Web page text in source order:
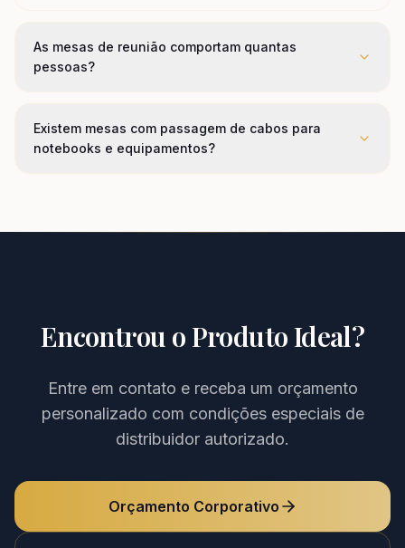
As mesas de reunião comportam quantas
pessoas?
Existem mesas com passagem de cabos para
notebooks e equipamentos?
Encontrou o Produto Ideal?
Entre em contato e receba um orçamento
personalizado com condições especiais de
distribuidor autorizado.
Orçamento Corporativo